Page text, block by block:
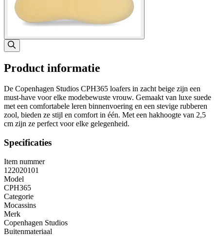
Product informatie
De Copenhagen Studios CPH365 loafers in zacht beige zijn een
must-have voor elke modebewuste vrouw. Gemaakt van luxe suede
met een comfortabele leren binnenvoering en een stevige rubberen
zool, bieden ze stijl en comfort in één. Met een hakhoogte van 2,5
cm zijn ze perfect voor elke gelegenheid.
Specificaties
Item nummer
122020101
Model
CPH365
Categorie
Mocassins
Merk
Copenhagen Studios
Buitenmateriaal